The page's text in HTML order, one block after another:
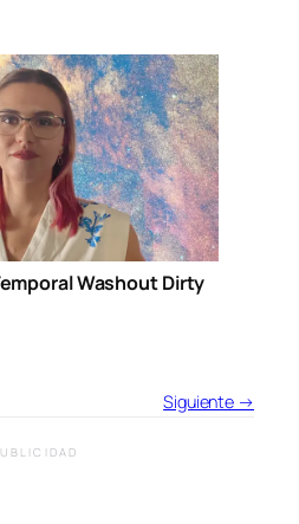
Washout Dirty
Siguiente →